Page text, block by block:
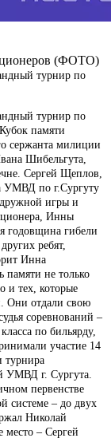
(ФОТО)
турнир по
турнир по
памяти
сержанта милиции
Шибельгута,
Сергей Щеплов,
УМВД по г.Сургуту
игры и
Инны
годовщина гибели
ребят,
Инна
памяти не только
и тех, которые
Они отдали свою
соревнований –
по бильярду,
участие 14
турнира
УМВД г. Сургута.
первенстве
системе – до двух
Николай
место – Сергей